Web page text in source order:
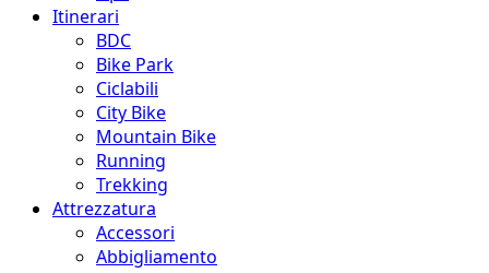
Itinerari
BDC
Bike Park
Ciclabili
City Bike
Mountain Bike
Running
Trekking
Attrezzatura
Accessori
Abbigliamento